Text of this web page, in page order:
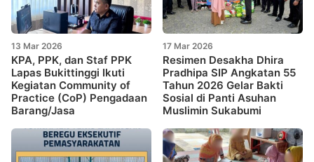
13 Mar 2026
KPA, PPK, dan Staf PPK
Lapas Bukittinggi Ikuti
Kegiatan Community of
Practice (CoP) Pengadaan
Barang/Jasa
17 Mar 2026
Resimen Desakha Dhira
Pradhipa SIP Angkatan 55
Tahun 2026 Gelar Bakti
Sosial di Panti Asuhan
Muslimin Sukabumi